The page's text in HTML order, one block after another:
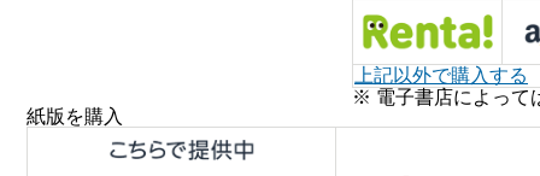
上記以外で購入する
※ 電子書店によって
紙版を購入